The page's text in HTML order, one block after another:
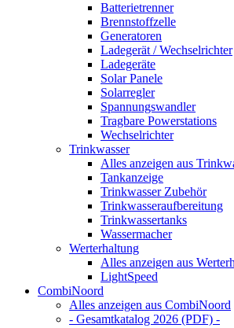
Batterietrenner
Brennstoffzelle
Generatoren
Ladegerät / Wechselrichter
Ladegeräte
Solar Panele
Solarregler
Spannungswandler
Tragbare Powerstations
Wechselrichter
Trinkwasser
Alles anzeigen aus
Tankanzeige
Trinkwasser Zubehör
Trinkwasseraufbereitung
Trinkwassertanks
Wassermacher
Werterhaltung
Alles anzeigen aus
LightSpeed
CombiNoord
Alles anzeigen aus CombiNoord
- Gesamtkatalog 2026 (PDF) -